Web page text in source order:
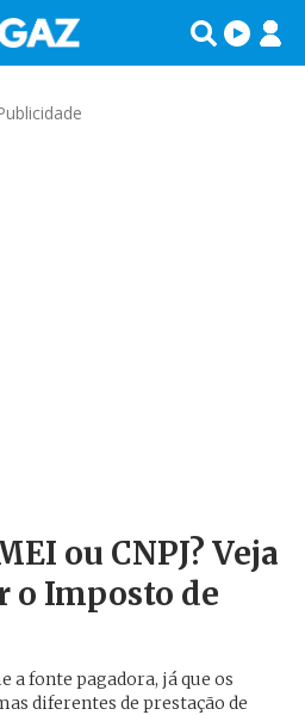
ou CNPJ? Veja
o Imposto de
a fonte pagadora, já que os
diferentes de prestação de